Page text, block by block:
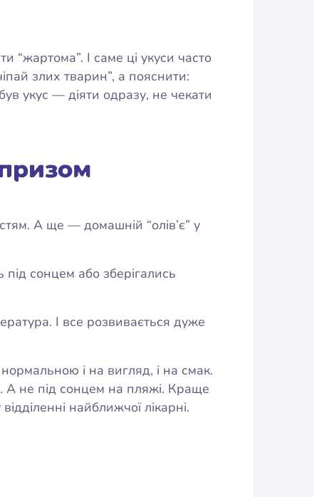
І саме ці укуси часто
злих тварин”, а пояснити:
укус — діяти одразу, не чекати
А ще — домашній “олів’є” у
сонцем або зберігались
І все розвивається дуже
і на вигляд, і на смак.
А не під сонцем на пляжі. Краще
найближчої лікарні.